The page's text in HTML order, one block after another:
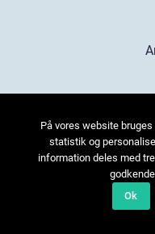
På vores website
statistik og
information deles med
Ok